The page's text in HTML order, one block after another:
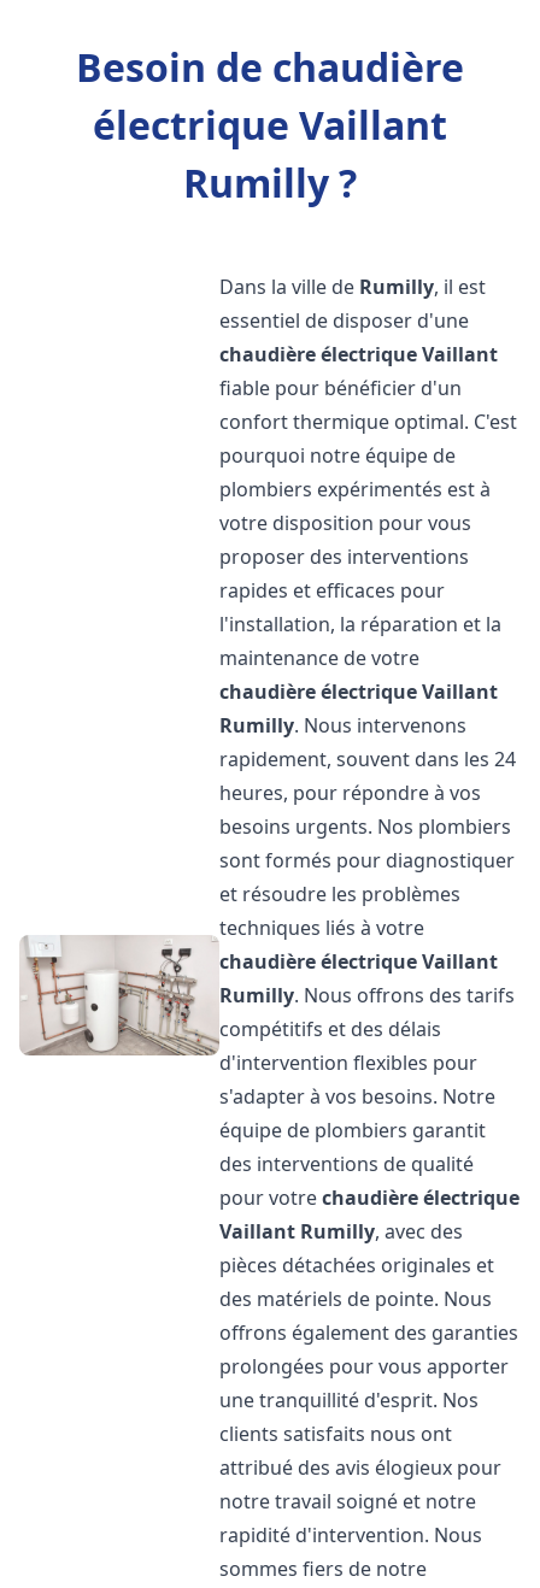
Besoin de chaudière
électrique Vaillant
Rumilly ?
Dans la ville de Rumilly, il est
essentiel de disposer d'une
chaudière électrique Vaillant
fiable pour bénéficier d'un
confort thermique optimal. C'est
pourquoi notre équipe de
plombiers expérimentés est à
votre disposition pour vous
proposer des interventions
rapides et efficaces pour
l'installation, la réparation et la
maintenance de votre
chaudière électrique Vaillant
Rumilly. Nous intervenons
rapidement, souvent dans les 24
heures, pour répondre à vos
besoins urgents. Nos plombiers
sont formés pour diagnostiquer
et résoudre les problèmes
techniques liés à votre
chaudière électrique Vaillant
Rumilly. Nous offrons des tarifs
compétitifs et des délais
d'intervention flexibles pour
s'adapter à vos besoins. Notre
équipe de plombiers garantit
des interventions de qualité
pour votrechaudière électrique
Vaillant Rumilly, avec des
pièces détachées originales et
des matériels de pointe. Nous
offrons également des garanties
prolongées pour vous apporter
une tranquillité d'esprit. Nos
clients satisfaits nous ont
attribué des avis élogieux pour
notre travail soigné et notre
rapidité d'intervention. Nous
sommes fiers de notre